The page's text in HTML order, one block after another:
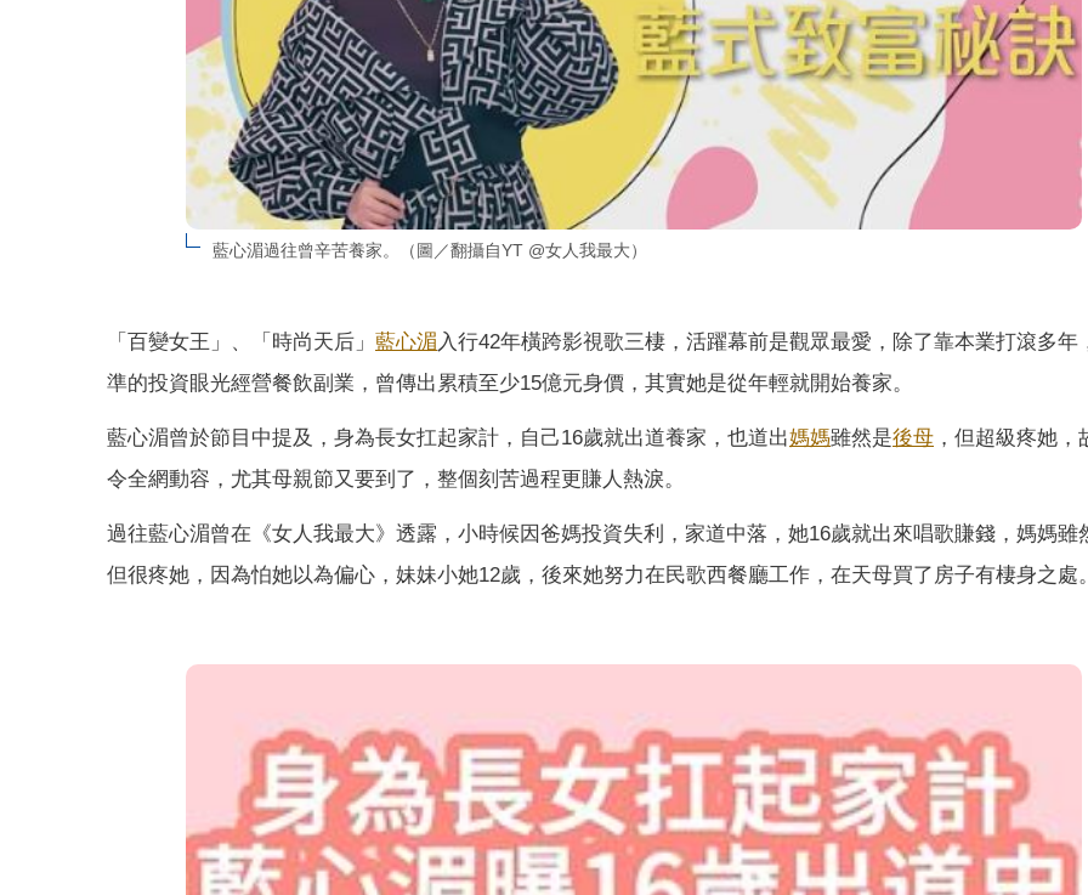
藍心湄過往曾辛苦養家。（圖／翻攝自YT @女人我最大）
「百變女王」、「時尚天后」 藍心湄 入行42年橫跨影視歌三棲，活躍幕前是觀眾最愛，除了靠本業打滾多年
準的投資眼光經營餐飲副業，曾傳出累積至少15億元身價，其實她是從年輕就開始養家。
藍心湄曾於節目中提及，身為長女扛起家計，自己16歲就出道養家，也道出媽媽雖然是後母 ，但超級疼她，
令全網動容，尤其母親節又要到了，整個刻苦過程更賺人熱淚。
過往藍心湄曾在《女人我最大》透露，小時候因爸媽投資失利，家道中落，她16歲就出來唱歌賺錢，媽媽雖
但很疼她，因為怕她以為偏心，妹妹小她12歲，後來她努力在民歌西餐廳工作，在天母買了房子有棲身之處